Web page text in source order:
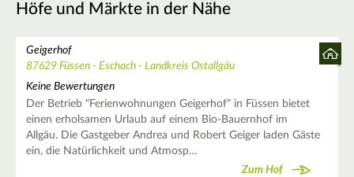
Höfe und Märkte in der Nähe
Geigerhof
87629 Füssen - Eschach - Landkreis Ostallgäu
Keine Bewertungen
Der Betrieb "Ferienwohnungen Geigerhof" in Füssen bietet
einen erholsamen Urlaub auf einem Bio-Bauernhof im
Allgäu. Die Gastgeber Andrea und Robert Geiger laden Gäste
ein, die Natürlichkeit und Atmosp…
Zum Hof